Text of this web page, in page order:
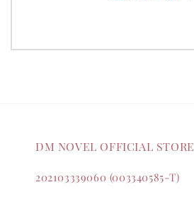
DM NOVEL OFFICIAL STORE
202103339060 (003340585-T)